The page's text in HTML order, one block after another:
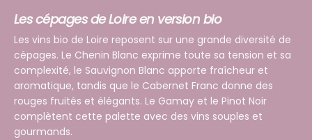
Les cépages de Loire en version bio
Les vins bio de Loire reposent sur une grande diversité de
cépages. Le Chenin Blanc exprime toute sa tension et sa
complexité, le Sauvignon Blanc apporte fraîcheur et
aromatique, tandis que le Cabernet Franc donne des
rouges fruités et élégants. Le Gamay et le Pinot Noir
complètent cette palette avec des vins souples et
gourmands.